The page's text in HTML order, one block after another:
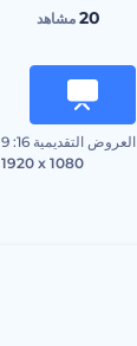
20 مشاهد
العروض التقديمية 16: 9
1920 x 1080